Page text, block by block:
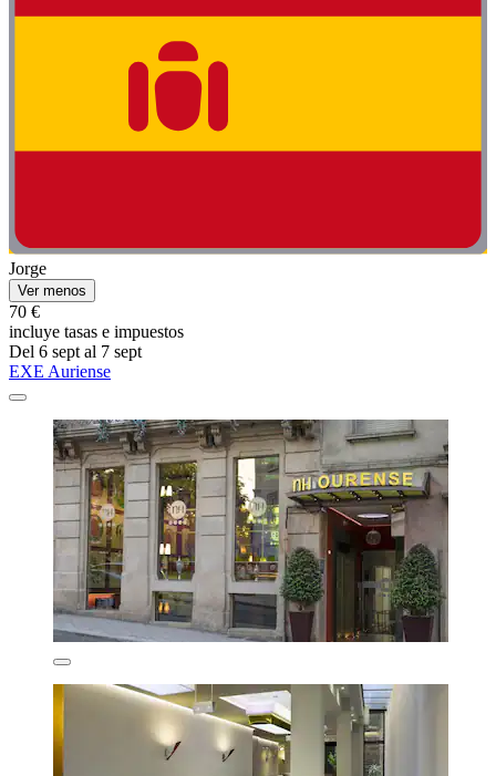
Jorge
Ver menos
70 €
incluye tasas e impuestos
Del 6 sept al 7 sept
EXE Auriense